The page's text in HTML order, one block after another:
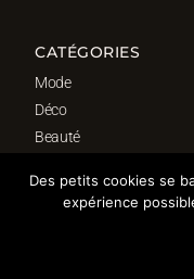
CATÉGORIES
Mode
Déco
Beauté
Bordeaux
Des petits cookies se
expérience